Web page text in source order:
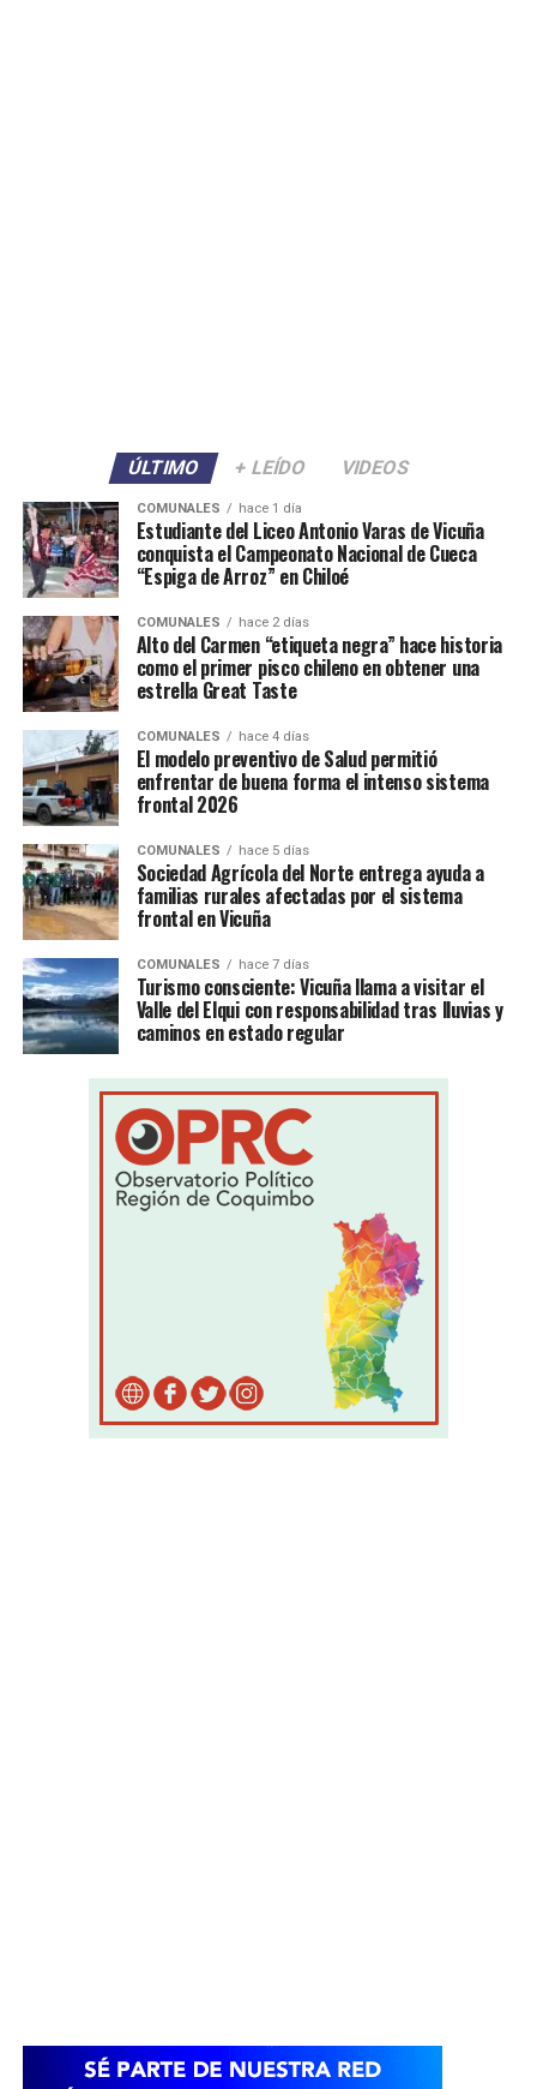
ÚLTIMO + LEÍDO VIDEOS
COMUNALES hace 1 día
Estudiante del Liceo Antonio Varas de Vicuña
conquista el Campeonato Nacional de Cueca
“Espiga de Arroz” en Chiloé
COMUNALES hace 2 días
Alto del Carmen “etiqueta negra” hace historia
como el primer pisco chileno en obtener una
estrella Great Taste
COMUNALES hace 4 días
El modelo preventivo de Salud permitió
enfrentar de buena forma el intenso sistema
frontal 2026
COMUNALES hace 5 días
Sociedad Agrícola del Norte entrega ayuda a
familias rurales afectadas por el sistema
frontal en Vicuña
COMUNALES hace 7 días
Turismo consciente: Vicuña llama a visitar el
Valle del Elqui con responsabilidad tras lluvias y
caminos en estado regular